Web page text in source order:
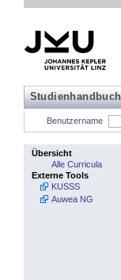
Benutzername
Übersicht
Alle Curricula
Externe Tools
KUSSS
Auwea NG